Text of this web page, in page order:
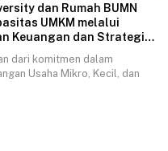
dan Rumah BUMN
UMKM melalui
Keuangan dan Strategi
dari komitmen dalam
Usaha Mikro, Kecil, dan